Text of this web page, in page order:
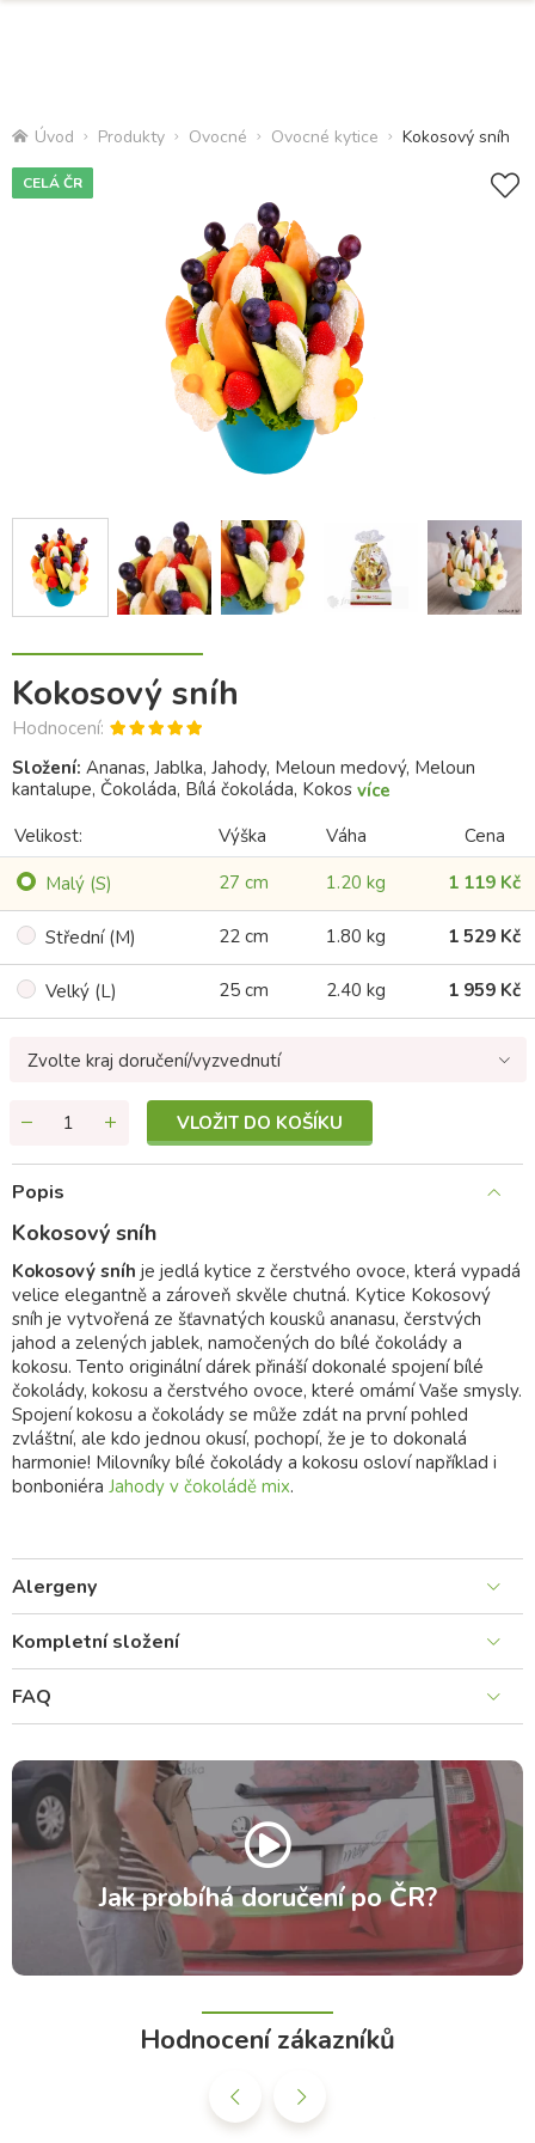
Úvod Produkty Ovocné Ovocné kytice Kokosový sníh
CELÁ ČR
Kokosový sníh
Hodnocení:
Složení: Ananas, Jablka, Jahody, Meloun medový, Meloun
kantalupe, Čokoláda, Bílá čokoláda, Kokos více
Velikost:
Výška Váha
Cena
Malý (S)
27 cm 1.20 kg 1 119 Kč
Střední (M) 22 cm 1.80 kg 1 529 Kč
Velký (L) 25 cm 2.40 kg 1 959 Kč
Zvolte kraj doručení/vyzvednutí
VLOŽIT DO KOŠÍKU
Popis
Kokosový sníh
Kokosový sníh je jedlá kytice z čerstvého ovoce, která vypadá
velice elegantně a zároveň skvěle chutná. Kytice Kokosový
sníh je vytvořená ze šťavnatých kousků ananasu, čerstvých
jahod a zelených jablek, namočených do bílé čokolády a
kokosu. Tento originální dárek přináší dokonalé spojení bílé
čokolády, kokosu a čerstvého ovoce, které omámí Vaše smysly.
Spojení kokosu a čokolády se může zdát na první pohled
zvláštní, ale kdo jednou okusí, pochopí, že je to dokonalá
harmonie! Milovníky bílé čokolády a kokosu osloví například i
bonboniéra Jahody v čokoládě mix.
Alergeny
Kompletní složení
FAQ
Jak probíhá doručení po ČR?
Hodnocení zákazníků